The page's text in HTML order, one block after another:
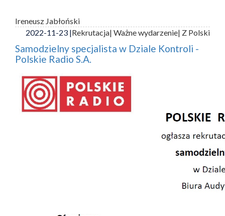
Ireneusz Jabłoński
2022-11-23 |Rekrutacja| Ważne wydarzenie| Z Polski
Samodzielny specjalista w Dziale Kontroli -
Polskie Radio S.A.